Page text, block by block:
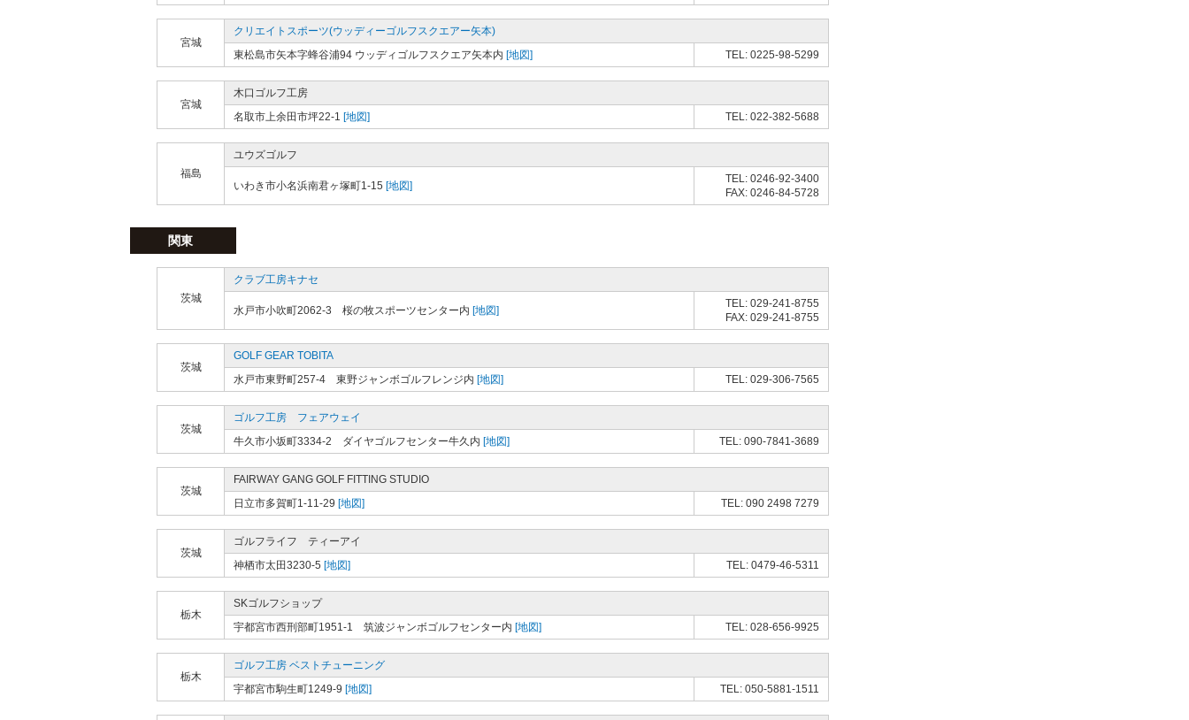
宮城
クリエイトスポーツ(ウッディーゴルフスクエアー矢本)
東松島市矢本字蜂谷浦94 ウッディゴルフスクエア矢本内 [地図] TEL: 0225-98-5299
宮城
木口ゴルフ工房
名取市上余田市坪22-1 [地図] TEL: 022-382-5688
福島
ユウズゴルフ
いわき市小名浜南君ヶ塚町1-15 [地図]
TEL: 0246-92-3400
FAX: 0246-84-5728
関東
茨城
クラブ工房キナセ
水戸市小吹町2062-3 桜の牧スポーツセンター内 [地図]
TEL: 029-241-8755
FAX: 029-241-8755
茨城
GOLF GEAR TOBITA
水戸市東野町257-4 東野ジャンボゴルフレンジ内 [地図] TEL: 029-306-7565
茨城
ゴルフ工房 フェアウェイ
牛久市小坂町3334-2 ダイヤゴルフセンター牛久内 [地図] TEL: 090-7841-3689
茨城
FAIRWAY GANG GOLF FITTING STUDIO
日立市多賀町1-11-29 [地図] TEL: 090 2498 7279
茨城
ゴルフライフ ティーアイ
神栖市太田3230-5 [地図] TEL: 0479-46-5311
栃木
SKゴルフショップ
宇都宮市西刑部町1951-1 筑波ジャンボゴルフセンター内 [地図] TEL: 028-656-9925
栃木
ゴルフ工房 ベストチューニング
宇都宮市駒生町1249-9 [地図] TEL: 050-5881-1511